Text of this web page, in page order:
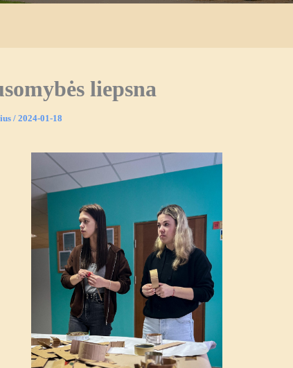
liepsna
/ 2024-01-18